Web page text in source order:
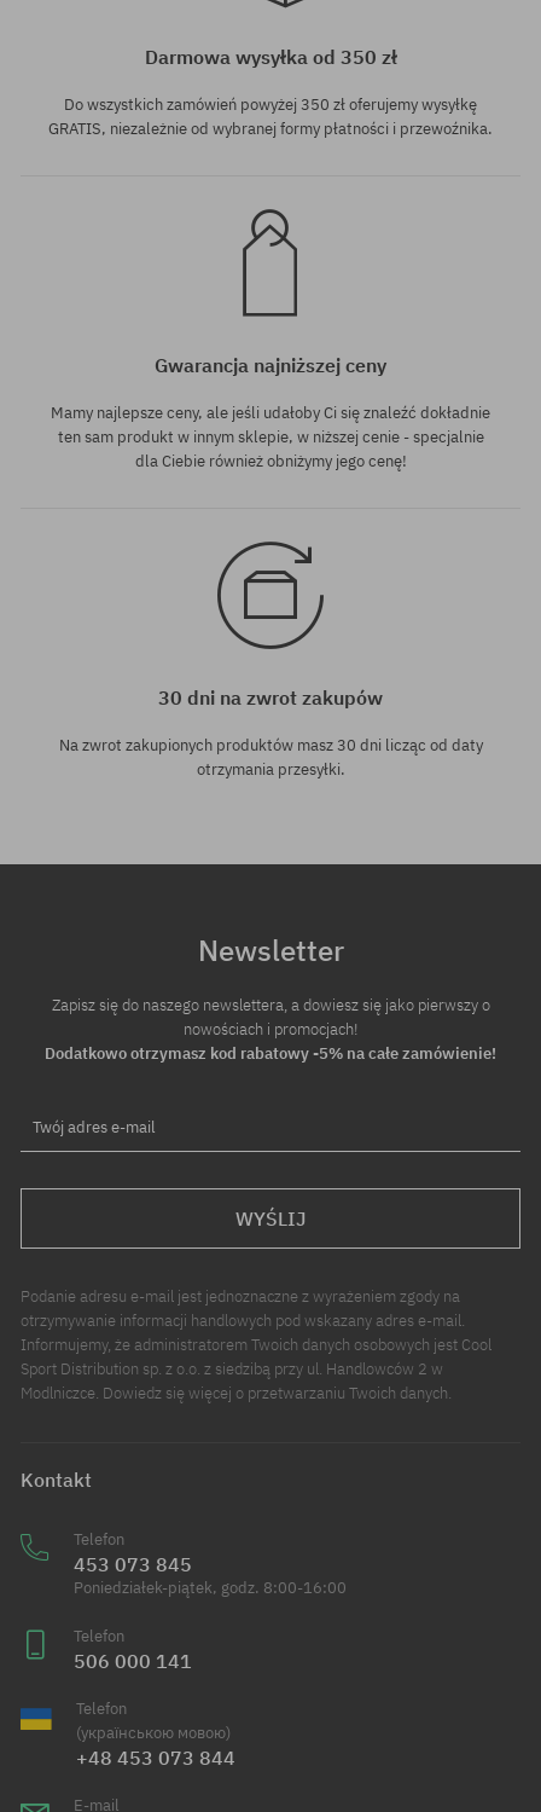
Darmowa wysyłka od 350 zł
Do wszystkich zamówień powyżej 350 zł oferujemy wysyłkę
GRATIS, niezależnie od wybranej formy płatności i przewoźnika.
Gwarancja najniższej ceny
Mamy najlepsze ceny, ale jeśli udałoby Ci się znaleźć dokładnie
ten sam produkt w innym sklepie, w niższej cenie - specjalnie
dla Ciebie również obniżymy jego cenę!
30 dni na zwrot zakupów
Na zwrot zakupionych produktów masz 30 dni licząc od daty
otrzymania przesyłki.
Newsletter
Zapisz się do naszego newslettera, a dowiesz się jako pierwszy o
nowościach i promocjach!
Dodatkowo otrzymasz kod rabatowy -5% na całe zamówienie!
Twój adres e-mail
WYŚLIJ
Podanie adresu e-mail jest jednoznaczne z wyrażeniem zgody na
otrzymywanie informacji handlowych pod wskazany adres e-mail.
Informujemy, że administratorem Twoich danych osobowych jest Cool
Sport Distribution sp. z o.o. z siedzibą przy ul. Handlowców 2 w
Modlniczce. Dowiedz się więcej o przetwarzaniu Twoich danych.
Kontakt
Telefon
453 073 845
Poniedziałek-piątek, godz. 8:00-16:00
Telefon
506 000 141
Telefon
(українською мовою)
+48 453 073 844
E-mail